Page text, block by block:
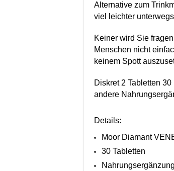
Alternative zum
viel leichter
Keiner wird Sie
Menschen nicht
keinem Spott
Diskret 2 Tabletten
andere
Details:
Moor Diamant
30 Tabletten